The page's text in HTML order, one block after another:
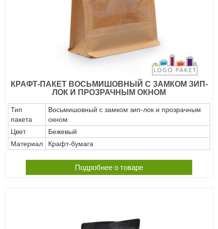
КРАФТ-ПАКЕТ ВОСЬМИШОВНЫЙ С ЗАМКОМ ЗИП-
ЛОК И ПРОЗРАЧНЫМ ОКНОМ
Тип
пакета
Восьмишовный с замком зип-лок и прозрачным
окном
Цвет
Бежевый
Материал
Крафт-бумага
Подробнее о товаре